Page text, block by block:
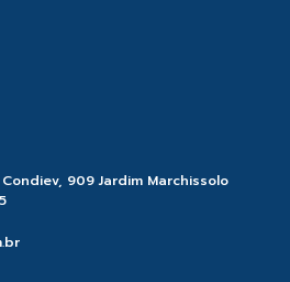
909 Jardim Marchissolo